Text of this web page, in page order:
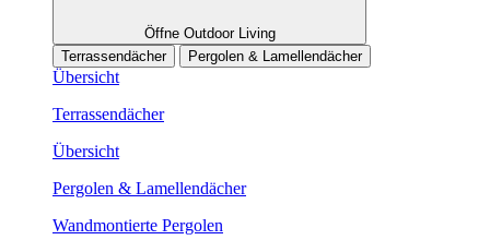
Öffne Outdoor Living
Terrassendächer
Pergolen & Lamellendächer
Übersicht
Terrassendächer
Übersicht
Pergolen & Lamellendächer
Wandmontierte Pergolen